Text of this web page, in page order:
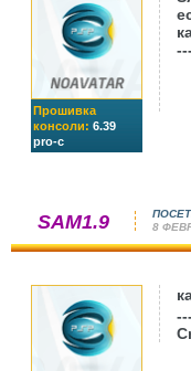
Прошивка
консоли: 6.39
pro-c
SAM1.9
8